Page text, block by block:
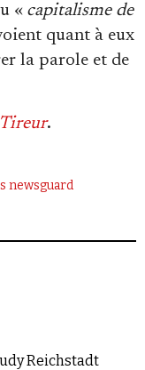
« capitalisme de
quant à eux
la parole et de
.
newsguard
Reichstadt